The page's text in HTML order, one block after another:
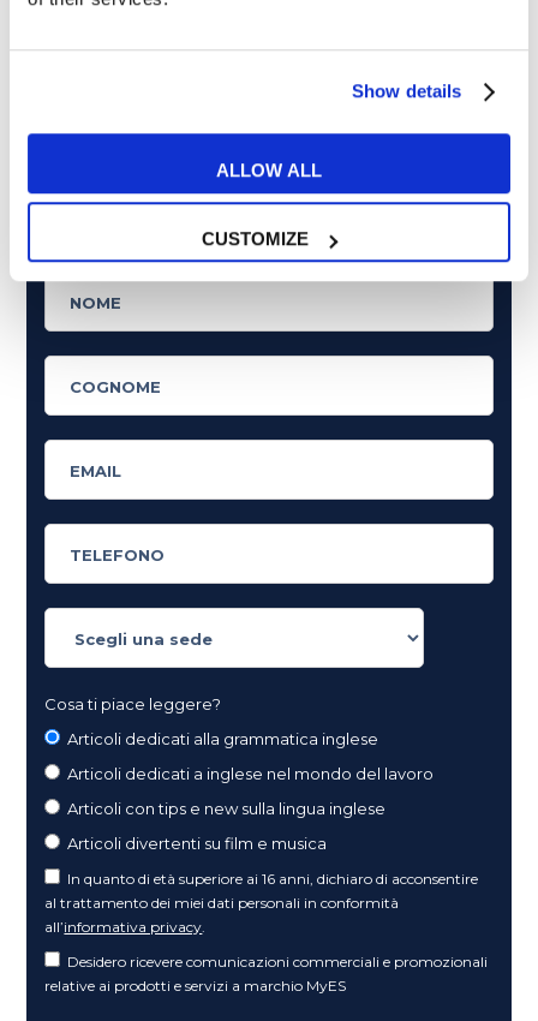
Show details
ALLOW ALL
CUSTOMIZE
Non perderti più nulla da My English School. Tutte le
ultime news - consigli - promozioni esclusive per te.
Cosa ti piace leggere?
Articoli dedicati alla grammatica inglese
Articoli dedicati a inglese nel mondo del lavoro
Articoli con tips e new sulla lingua inglese
Articoli divertenti su film e musica
In quanto di età superiore ai 16 anni, dichiaro di acconsentire
al trattamento dei miei dati personali in conformità
all’informativa privacy.
Desidero ricevere comunicazioni commerciali e promozionali
relative ai prodotti e servizi a marchio MyES